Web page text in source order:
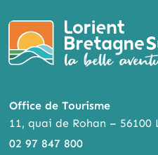
Office de Tourisme
11, quai de Rohan – 56100
02 97 847 800